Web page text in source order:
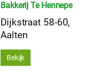
Bakkerij Te Hennepe
Dijkstraat 58-60,
Aalten
Bekijk